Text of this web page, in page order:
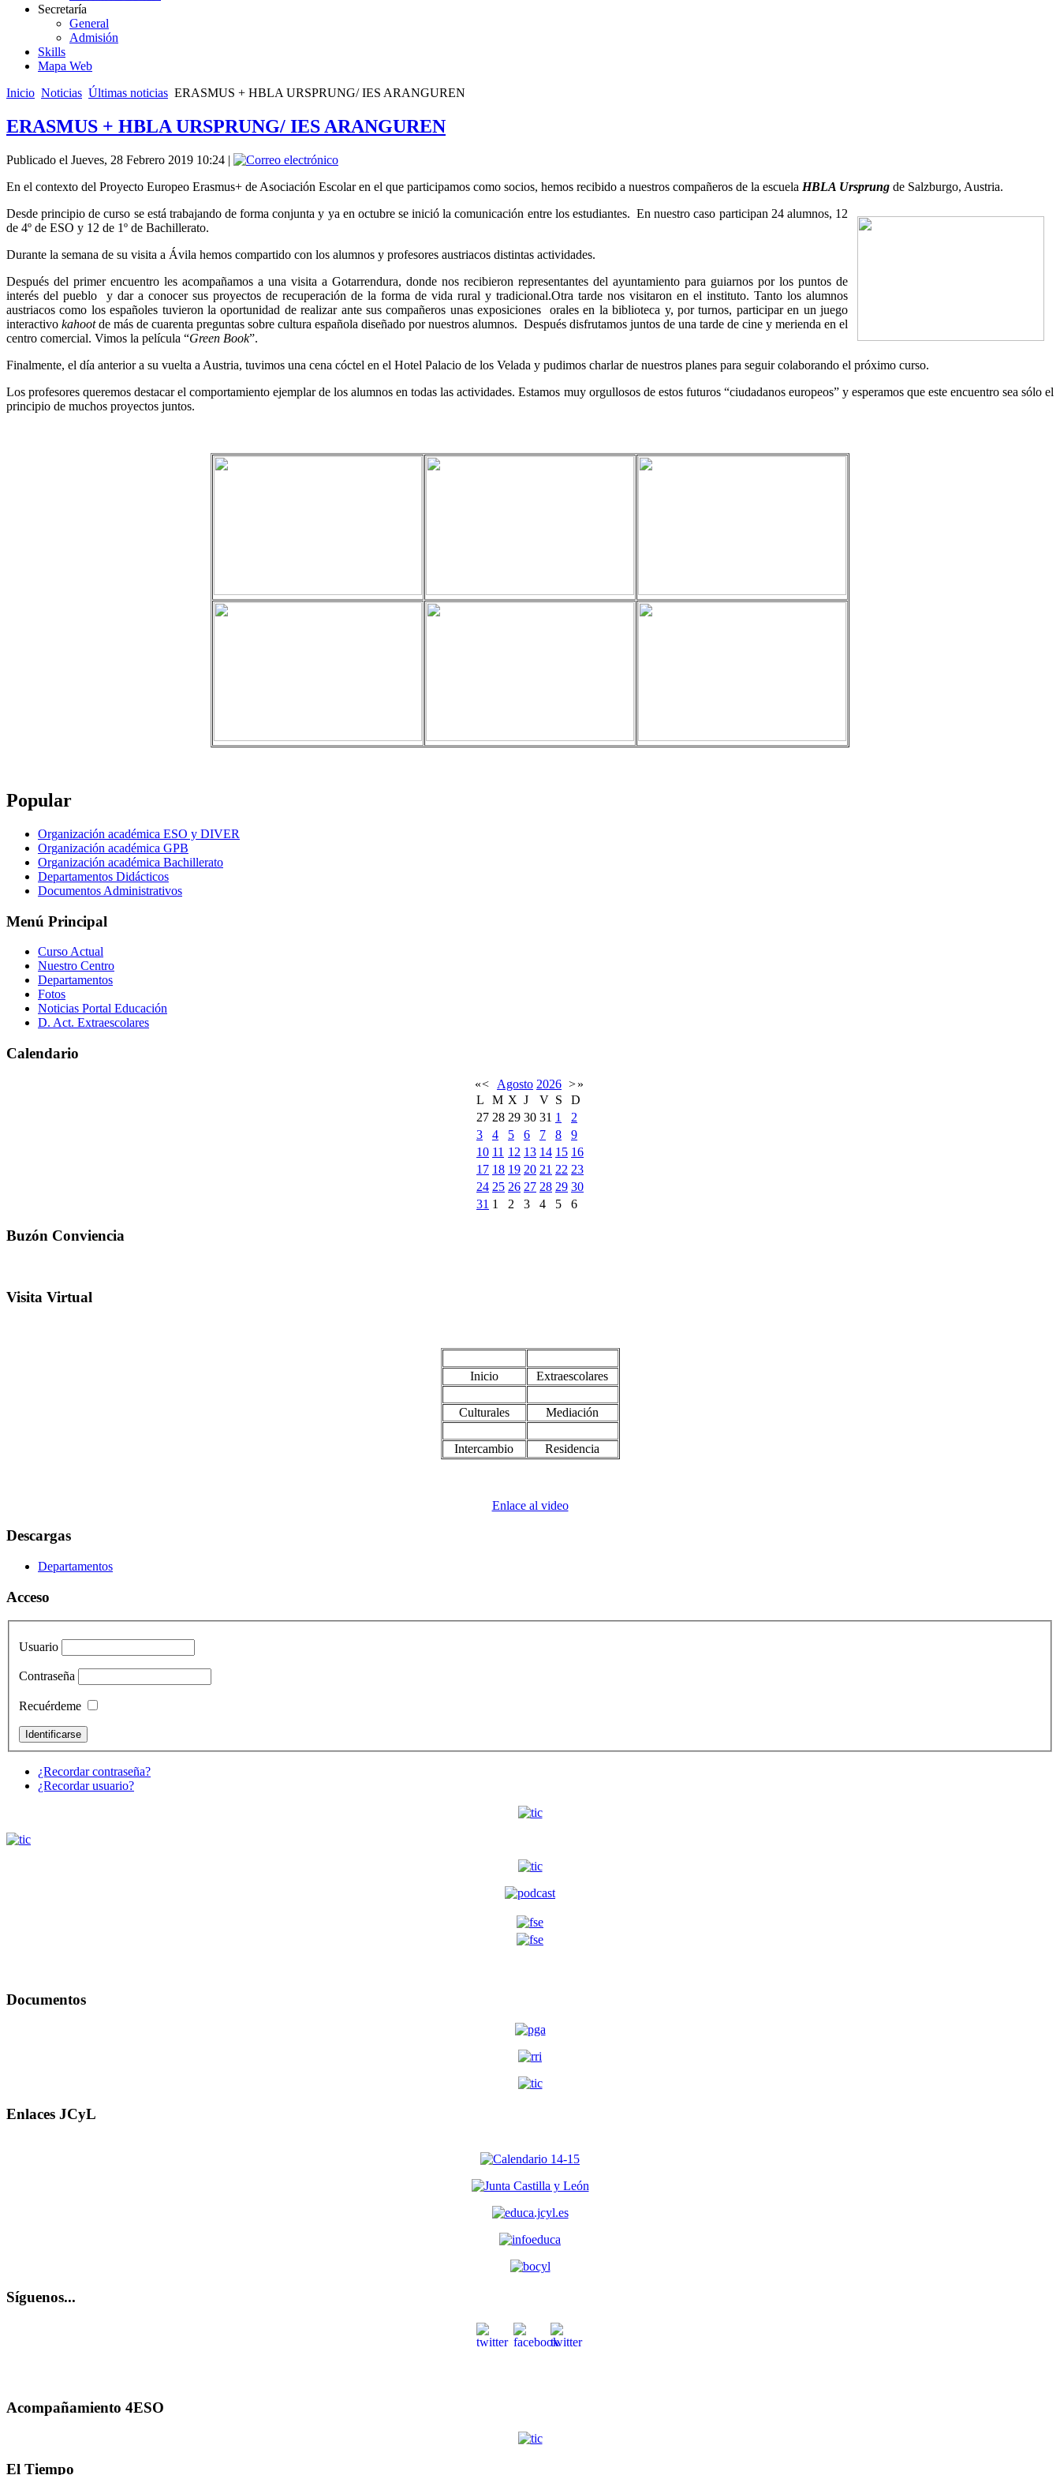
Secretaría
General
Admisión
Skills
Mapa Web
Inicio Noticias Últimas noticias ERASMUS + HBLA URSPRUNG/ IES ARANGUREN
ERASMUS + HBLA URSPRUNG/ IES ARANGUREN
Publicado el Jueves, 28 Febrero 2019 10:24 |
En el contexto del Proyecto Europeo Erasmus+ de Asociación Escolar en el que participamos como socios, hemos recibido a nuestros compañeros de la escuela HBLA Ursprung de Salzburgo, Austria.
Desde principio de curso se está trabajando de forma conjunta y ya en octubre se inició la comunicación entre los estudiantes. En nuestro caso participan 24 alumnos, 12
de 4º de ESO y 12 de 1º de Bachillerato.
Durante la semana de su visita a Ávila hemos compartido con los alumnos y profesores austriacos distintas actividades.
Después del primer encuentro les acompañamos a una visita a Gotarrendura, donde nos recibieron representantes del ayuntamiento para guiarnos por los puntos de
interés del pueblo y dar a conocer sus proyectos de recuperación de la forma de vida rural y tradicional.Otra tarde nos visitaron en el instituto. Tanto los alumnos
austriacos como los españoles tuvieron la oportunidad de realizar ante sus compañeros unas exposiciones orales en la biblioteca y, por turnos, participar en un juego
interactivo kahootde más de cuarenta preguntas sobre cultura española diseñado por nuestros alumnos. Después disfrutamos juntos de una tarde de cine y merienda en el
centro comercial. Vimos la película “Green Book”.
Finalmente, el día anterior a su vuelta a Austria, tuvimos una cena cóctel en el Hotel Palacio de los Velada y pudimos charlar de nuestros planes para seguir colaborando el próximo curso.
Los profesores queremos destacar el comportamiento ejemplar de los alumnos en todas las actividades. Estamos muy orgullosos de estos futuros “ciudadanos europeos” y esperamos que este encuentro sea sólo el
principio de muchos proyectos juntos.
Popular
Organización académica ESO y DIVER
Organización académica GPB
Organización académica Bachillerato
Departamentos Didácticos
Documentos Administrativos
Menú Principal
Curso Actual
Nuestro Centro
Departamentos
Fotos
Noticias Portal Educación
D. Act. Extraescolares
Calendario
«< Agosto 2026 >»
L
M X J V S
D
27 28 29 30 31 1
2
3
4 5 6 7 8
9
10 11 12 13 14 15 16
17 18 19 20 21 22 23
24 25 26 27 28 29 30
31 1 2 3 4 5 6
Buzón Conviencia
Visita Virtual
Inicio Extraescolares
Culturales Mediación
Intercambio Residencia
Enlace al video
Descargas
Departamentos
Acceso
Usuario
Contraseña
Recuérdeme
¿Recordar contraseña?
¿Recordar usuario?
Documentos
Enlaces JCyL
Síguenos...
Acompañamiento 4ESO
El Tiempo